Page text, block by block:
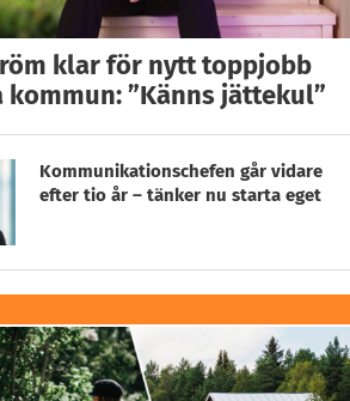
klar för nytt toppjobb
”Känns jättekul”
Kommunikationschefen går vidare
efter tio år – tänker nu starta eget